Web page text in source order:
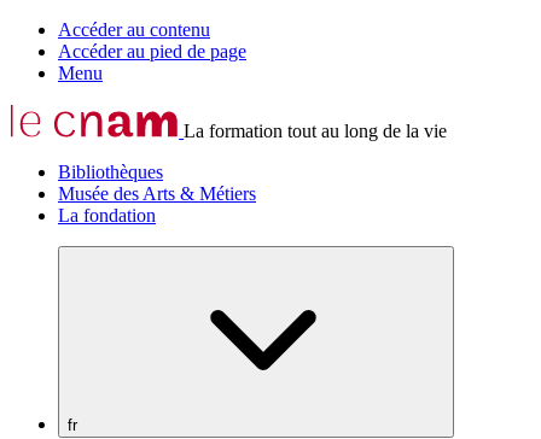
Accéder au contenu
Accéder au pied de page
Menu
La formation tout au long de la vie
Bibliothèques
Musée des Arts & Métiers
La fondation
fr